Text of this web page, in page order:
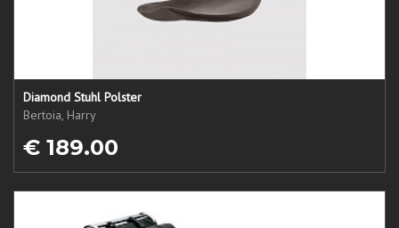
Diamond Stuhl Polster
Bertoia, Harry
€ 189.00